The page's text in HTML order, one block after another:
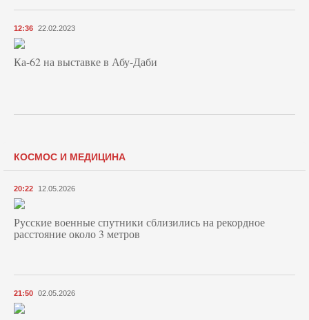
12:36 22.02.2023
Ка-62 на выставке в Абу-Даби
КОСМОС И МЕДИЦИНА
20:22 12.05.2026
Русские военные спутники сблизились на рекордное
расстояние около 3 метров
21:50 02.05.2026